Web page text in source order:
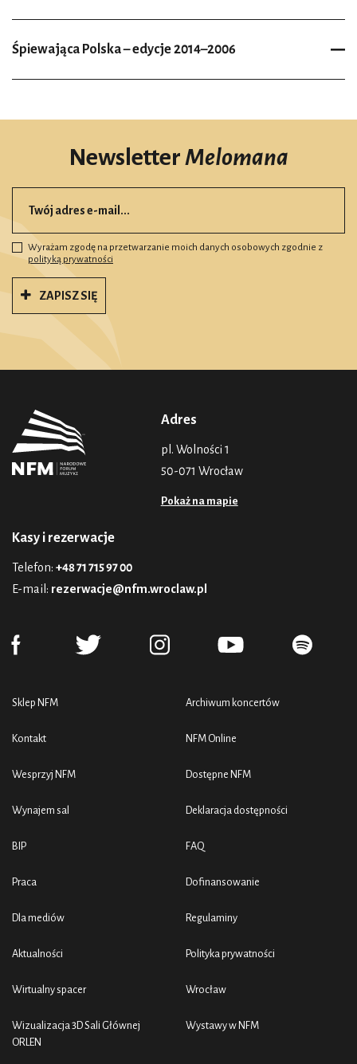
Śpiewająca Polska – edycje 2014–2006
NewsletterMelomana
Wyrażam zgodę na przetwarzanie moich danych osobowych zgodnie z
polityką prywatności
ZAPISZ SIĘ
Adres
pl. Wolności 1
50-071 Wrocław
Pokaż na mapie
Kasy i rezerwacje
Telefon: +48 71 715 97 00
E-mail: rezerwacje@nfm.wroclaw.pl
Sklep NFM
Kontakt
Wesprzyj NFM
Wynajem sal
BIP
Praca
Dla mediów
Aktualności
Wirtualny spacer
Wizualizacja 3D Sali Głównej
ORLEN
Archiwum koncertów
NFM Online
Dostępne NFM
Deklaracja dostępności
FAQ
Dofinansowanie
Regulaminy
Polityka prywatności
Wrocław
Wystawy w NFM